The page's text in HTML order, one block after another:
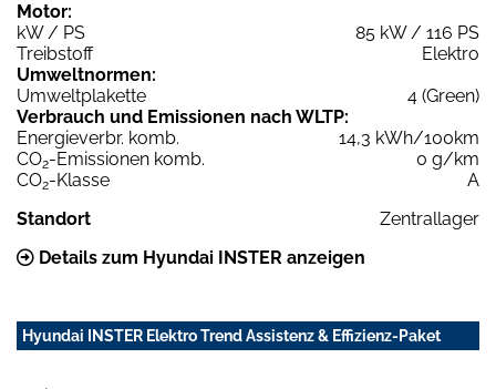
Motor:
kW / PS
85 kW / 116 PS
Treibstoff
Elektro
Umweltnormen:
Umweltplakette
4 (Green)
Verbrauch und Emissionen nach WLTP:
Energieverbr. komb.
14,3 kWh/100km
CO2-Emissionen komb.
0 g/km
CO2-Klasse
A
Standort
Zentrallager
Details zum Hyundai INSTER anzeigen
Hyundai INSTER Elektro Trend Assistenz & Effizienz-Paket